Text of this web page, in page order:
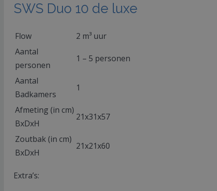
SWS Duo 10 de luxe
Flow
2 m³ uur
Aantal
personen
1 – 5 personen
Aantal
Badkamers
1
Afmeting (in cm)
BxDxH
21x31x57
Zoutbak (in cm)
BxDxH
21x21x60
Extra’s: